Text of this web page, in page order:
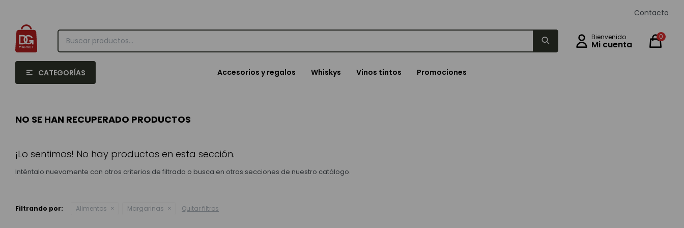
CATEGORÍAS Accesorios y regalos Whiskys Vinos tintos Promociones
0
Contacto
NO SE HAN RECUPERADO PRODUCTOS
¡Lo sentimos! No hay productos en esta sección.
Inténtalo nuevamente con otros criterios de filtrado o busca en otras secciones de nuestro catálogo.
Filtrando por: Alimentos Margarinas Quitar filtros